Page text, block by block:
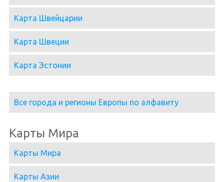
Карта Швейцарии
Карта Швеции
Карта Эстонии
Все города и регионы Европы по алфавиту
Карты Мира
Карты Мира
Карты Азии